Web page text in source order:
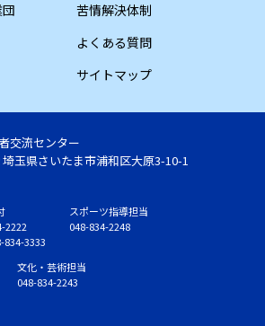
苦情解決体制
よくある質問
サイトマップ
交流センター
埼玉県さいたま市浦和区大原3-10-1
2222
834-3333
スポーツ指導担当
048-834-2248
文化・芸術担当
048-834-2243